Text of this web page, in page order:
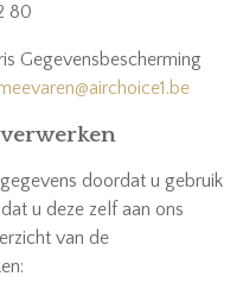
80
Gegevensbescherming
verwerken
doordat u gebruik
u deze zelf aan ons
van de